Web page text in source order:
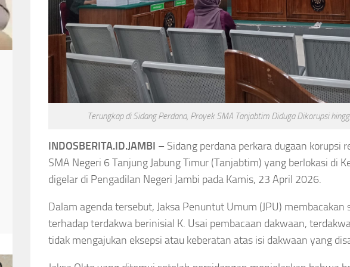
Terungkap di Sidang Perdana, Proyek SMA Tanjabtim Diduga Dikorupsi
INDOSBERITA.ID.JAMBI – Sidang perdana perkara dugaan korupsi
SMA Negeri 6 Tanjung Jabung Timur (Tanjabtim) yang berlokasi di
digelar di Pengadilan Negeri Jambi pada Kamis, 23 April 2026.
Dalam agenda tersebut, Jaksa Penuntut Umum (JPU) membacakan
terhadap terdakwa berinisial K. Usai pembacaan dakwaan,
tidak mengajukan eksepsi atau keberatan atas isi dakwaan yang
Pemrintaan Meningkat
Toko Batik
Jelang HUT ke-81 RI,
Pesanan Batik Merah
Putih di Sungai Penuh
Meningkat
Masters 2026, Murid
Herry IP Selamatkan
Asa
Asep Sanjaya Agustus 8, 2026